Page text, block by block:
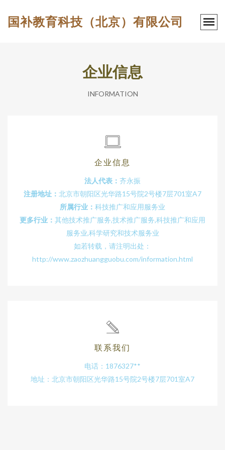
国补教育科技（北京）有限公司
企业信息
INFORMATION
企业信息
法人代表： 齐永振
注册地址： 北京市朝阳区光华路15号院2号楼7层701室A7
所属行业： 科技推广和应用服务业
更多行业： 其他技术推广服务,技术推广服务,科技推广和应用
服务业,科学研究和技术服务业
如若转载，请注明出处：
http://www.zaozhuangguobu.com/information.html
联系我们
电话：1876327**
地址：北京市朝阳区光华路15号院2号楼7层701室A7